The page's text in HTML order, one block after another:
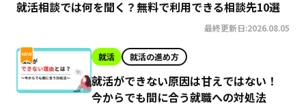
就活相談では何を聞く？無料で利用できる相談先10選
最終更新日:2026.08.05
就活 就活の進め方
就活ができない原因は甘えではない！
今からでも間に合う就職への対処法